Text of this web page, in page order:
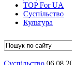
TOP For UA
Суспiльство
Культура
Суспiльство